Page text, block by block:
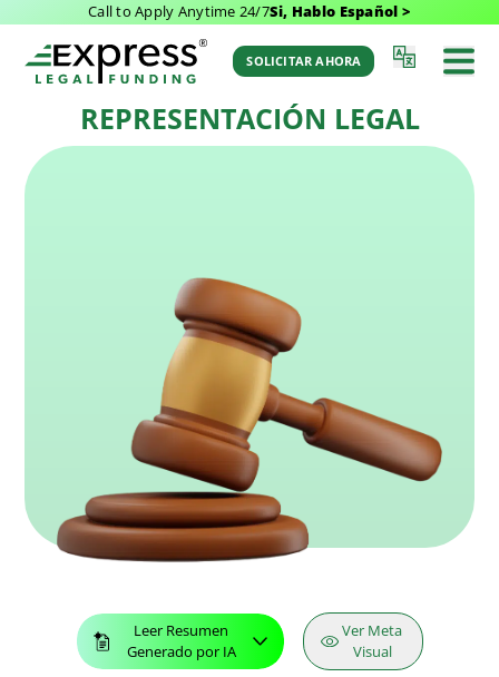
Call to Apply Anytime 24/7Si, Hablo Español >
SOLICITAR AHORA
Volver al Glosario
por Aaron Winston
REPRESENTACIÓN LEGAL
Leer Resumen
Generado por IA
Ver Meta
Visual